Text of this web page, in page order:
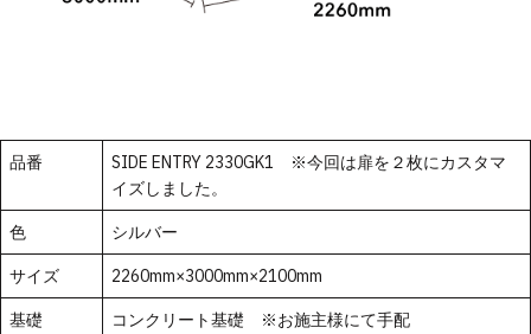
品番
SIDE ENTRY 2330GK1 ※今回は扉を２枚にカスタマ
イズしました。
色 シルバー
サイズ 2260mm×3000mm×2100mm
基礎 コンクリート基礎 ※お施主様にて手配